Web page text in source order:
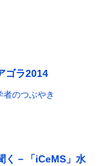
ゴラ2014
者のつぶやき
く－「iCeMS」水